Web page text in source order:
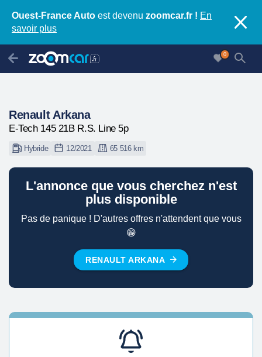
Ouest-France Auto est devenu zoomcar.fr ! En
savoir plus
0
Renault Arkana
E-Tech 145 21B R.S. Line 5p
Hybride 12/2021 65 516 km
L'annonce que vous cherchez n'est
plus disponible
Pas de panique ! D'autres offres n'attendent que vous
😁
RENAULT ARKANA